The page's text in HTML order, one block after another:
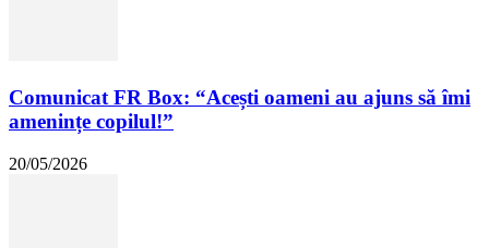
Comunicat FR Box: “Acești oameni au ajuns să îmi
amenințe copilul!”
20/05/2026